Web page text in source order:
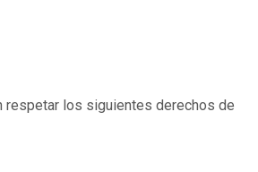
respetar los siguientes derechos de